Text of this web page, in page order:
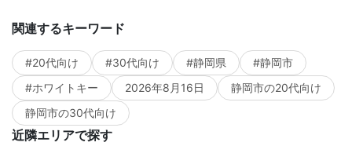
関連するキーワード
#20代向け #30代向け #静岡県
#静岡市
#ホワイトキー
2026年8月16日
静岡市の20代向け
静岡市の30代向け
近隣エリアで探す